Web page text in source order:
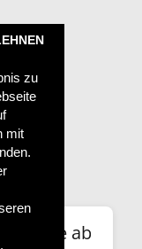
zu
mit
musste aber